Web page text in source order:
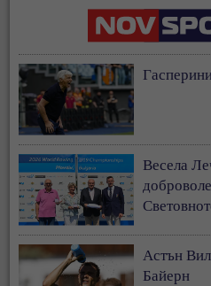
Весела
Астън
Байерн